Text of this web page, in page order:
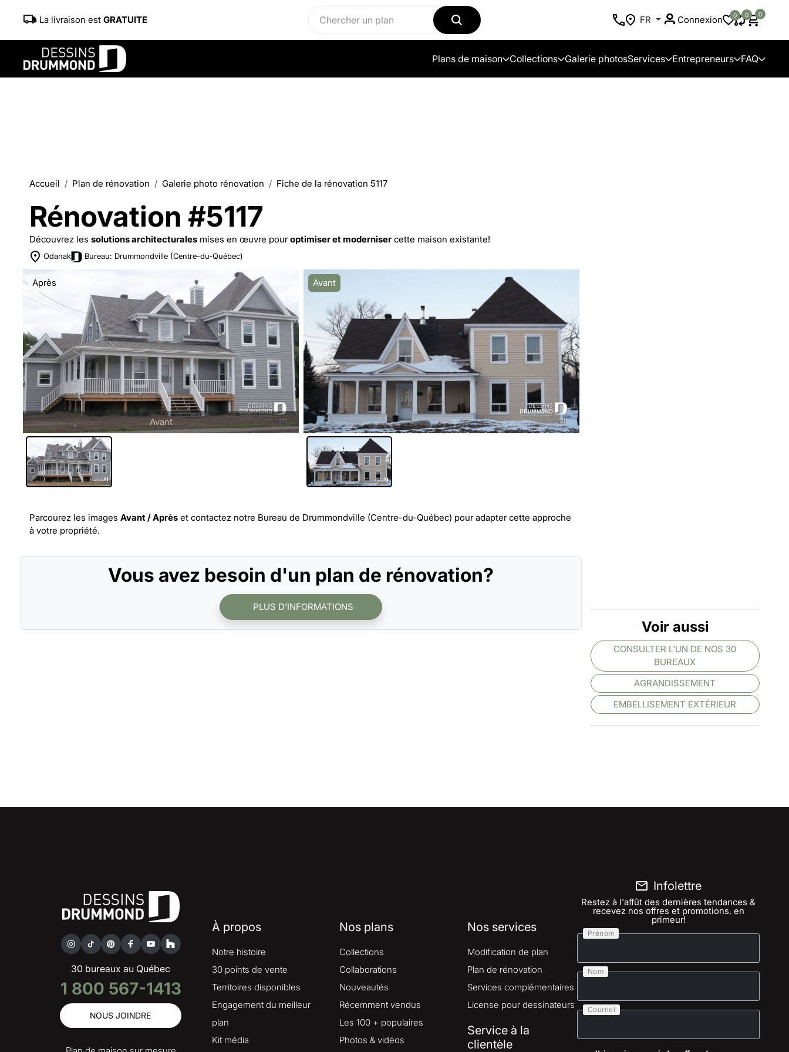
La livraison est GRATUITE FR Connexion 0 0 0
Plans de maison Collections Galerie photosServices Entrepreneurs FAQ
Accueil Plan de rénovation Galerie photo rénovation Fiche de la rénovation 5117
Rénovation #5117
Découvrez les solutions architecturales mises en œuvre pouroptimiser et moderniser cette maison existante!
Odanak Bureau: Drummondville (Centre-du-Québec)
Après
Avant
Avant
Parcourez les images Avant / Après et contactez notre Bureau de Drummondville (Centre-du-Québec) pour adapter cette approche
à votre propriété.
Vous avez besoin d'un plan de rénovation?
PLUS D'INFORMATIONS
Voir aussi
CONSULTER L'UN DE NOS 30
BUREAUX
AGRANDISSEMENT
EMBELLISEMENT EXTÉRIEUR
30 bureaux au Québec
1 800 567-1413
NOUS JOINDRE
À propos
Notre histoire
30 points de vente
Territoires disponibles
Engagement du meilleur
plan
Kit média
Nos plans
Collections
Collaborations
Nouveautés
Récemment vendus
Les 100 + populaires
Photos & vidéos
Nos services
Modification de plan
Plan de rénovation
Services complémentaires
License pour dessinateurs
Service à la
clientèle
Infolettre
Restez à l'affût des dernières tendances &
recevez nos offres et promotions, en
primeur!
Prénom
Nom
Courriel